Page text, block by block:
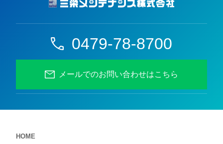
0479-78-8700
メールでのお問い合わせはこちら
HOME